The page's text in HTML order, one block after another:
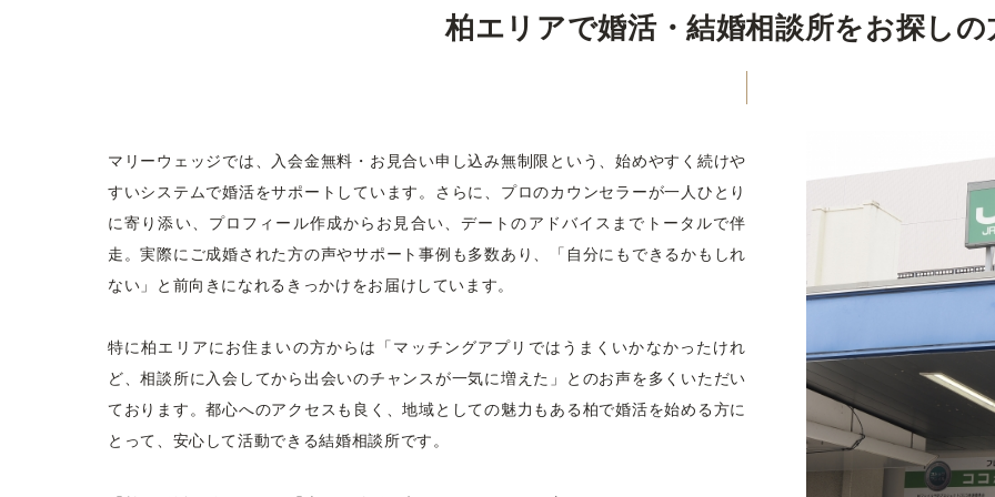
柏エリアで婚活・結婚相談所をお探しの
マリーウェッジでは、入会金無料・お見合い申し込み無制限という、始めやすく続けや
すいシステムで婚活をサポートしています。さらに、プロのカウンセラーが一人ひとり
に寄り添い、プロフィール作成からお見合い、デートのアドバイスまでトータルで伴
走。実際にご成婚された方の声やサポート事例も多数あり、「自分にもできるかもしれ
ない」と前向きになれるきっかけをお届けしています。
特に柏エリアにお住まいの方からは「マッチングアプリではうまくいかなかったけれ
ど、相談所に入会してから出会いのチャンスが一気に増えた」とのお声を多くいただい
ております。都心へのアクセスも良く、地域としての魅力もある柏で婚活を始める方に
とって、安心して活動できる結婚相談所です。